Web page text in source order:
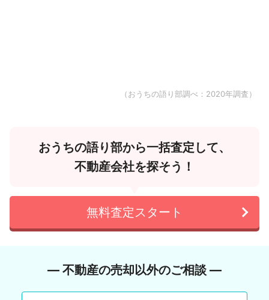
（おうちの語り部調べ：2020年調査）
おうちの語り部から一括査定して、
不動産会社を探そう！
無料査定スタート
― 不動産の売却以外のご相談 ―